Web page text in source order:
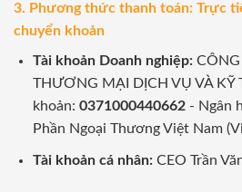
3. Phương thức thanh toán: Trực
chuyển khoản
Tài khoản Doanh nghiệp:CÔNG
THƯƠNG MẠI DỊCH VỤ VÀ KỸ
khoản: 0371000440662- Ngân
Phần Ngoại Thương Việt Nam
Tài khoản cá nhân: CEO Trần